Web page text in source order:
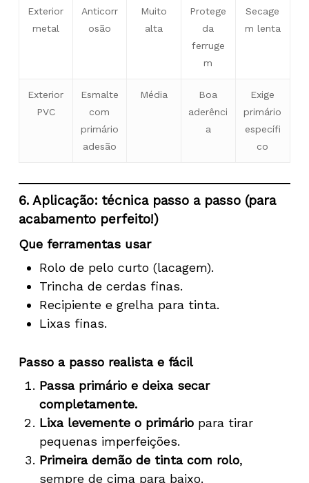
Exterior
metal
Anticorr
osão
Muito
alta
Protege
da
ferruge
m
Secage
m lenta
Exterior
PVC
Esmalte
com
primário
adesão
Média
Boa
aderênci
a
Exige
primário
específi
co
6. Aplicação: técnica passo a passo (para
acabamento perfeito!)
Que ferramentas usar
Rolo de pelo curto (lacagem).
Trincha de cerdas finas.
Recipiente e grelha para tinta.
Lixas finas.
Passo a passo realista e fácil
Passa primário e deixa secar
completamente.
Lixa levemente o primáriopara tirar
pequenas imperfeições.
Primeira demão de tinta com rolo,
sempre de cima para baixo.